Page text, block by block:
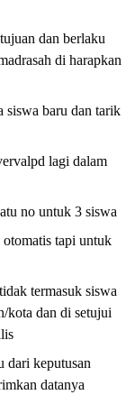
dan berlaku
di harapkan
siswa baru dan tarik
lagi dalam
no untuk 3 siswa
otomatis tapi untuk
termasuk siswa
kota dan di setujui
dari keputusan
datanya